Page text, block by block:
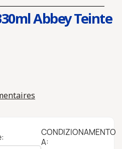
Abbey Teinte
CONDIZIONAMENTO
A: